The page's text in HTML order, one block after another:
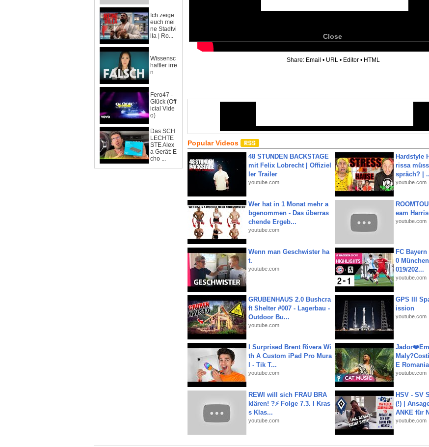
Ich zeige
euch mei
ne Stadtvi
lla | Ro...
Wissensc
haftler irre
n
Fero47 -
Glück (Off
icial Vide
o)
Das SCH
LECHTE
STE Alex
a Gerät: E
cho ...
Close
Share: Email • URL • Editor • HTML
Popular Videos
48 STUNDEN BACKSTAGE
mit Felix Lobrecht | Offiziel
ler Trailer
youtube.com
Hardstyle
rissa
spräch? |
youtube.com
Wer hat in 1 Monat mehr a
bgenommen - Das überras
chende Ergeb...
youtube.com
eam
youtube.com
Wenn man Geschwister ha
t.
youtube.com
FC
0
019/202...
youtube.com
GRUBENHAUS 2.0 Bushcra
ft Shelter #007 - Lagerbau -
Outdoor Bu...
youtube.com
GPS III
ission
youtube.com
I Surprised Brent Rivera Wi
th A Custom iPad Pro Mura
l - Tik T...
youtube.com
E
youtube.com
REWI will sich FRAU BRA
klären! ?⚡️ Folge 7.3. I Kras
s Klas...
youtube.com
HSV - SV
(!) |
ANKE für
youtube.com